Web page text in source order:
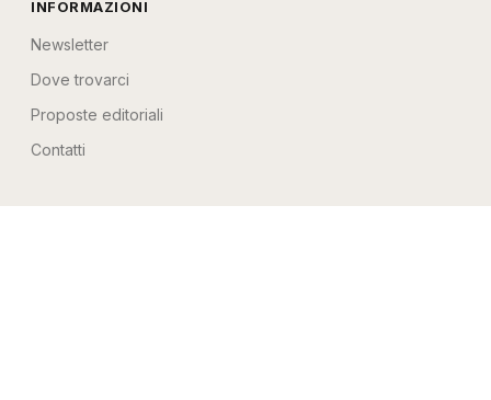
INFORMAZIONI
Newsletter
Dove trovarci
Proposte editoriali
Contatti